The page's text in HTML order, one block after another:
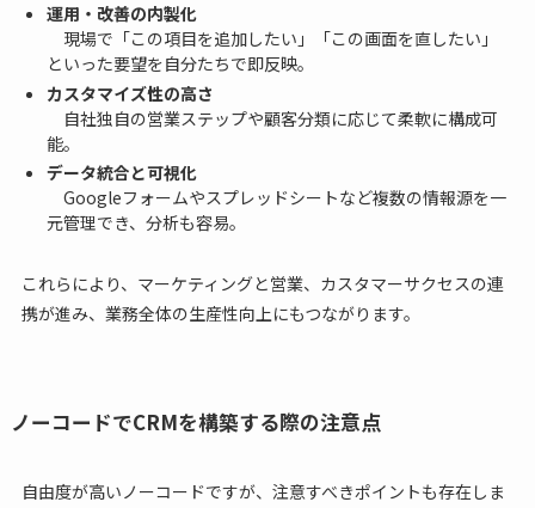
運用・改善の内製化
現場で「この項目を追加したい」「この画面を直したい」
といった要望を自分たちで即反映。
カスタマイズ性の高さ
自社独自の営業ステップや顧客分類に応じて柔軟に構成可
能。
データ統合と可視化
Googleフォームやスプレッドシートなど複数の情報源を一
元管理でき、分析も容易。
これらにより、マーケティングと営業、カスタマーサクセスの連
携が進み、業務全体の生産性向上にもつながります。
ノーコードでCRMを構築する際の注意点
自由度が高いノーコードですが、注意すべきポイントも存在しま